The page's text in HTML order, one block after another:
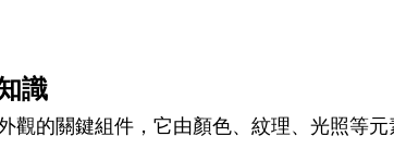
識
觀的關鍵組件，它由顏色、紋理、光照等元